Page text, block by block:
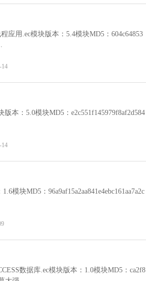
应用.ec模块版本：5.4模块MD5：604c64853
14
本：5.0模块MD5：e2c551f145979f8af2d584
14
块MD5：96a9af15a2aa841e4ebc161aa7a2c
数据库.ec模块版本：1.0模块MD5：ca2f8